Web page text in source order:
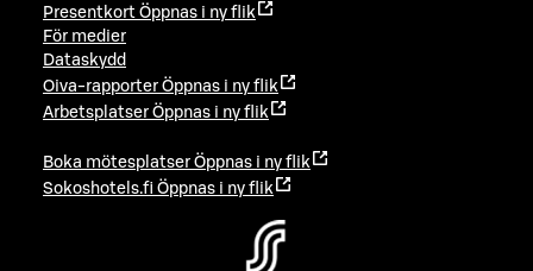
Presentkort Öppnas i ny flik
För medier
Dataskydd
Oiva-rapporter Öppnas i ny flik
Arbetsplatser Öppnas i ny flik
Boka mötesplatser Öppnas i ny flik
Sokoshotels.fi Öppnas i ny flik